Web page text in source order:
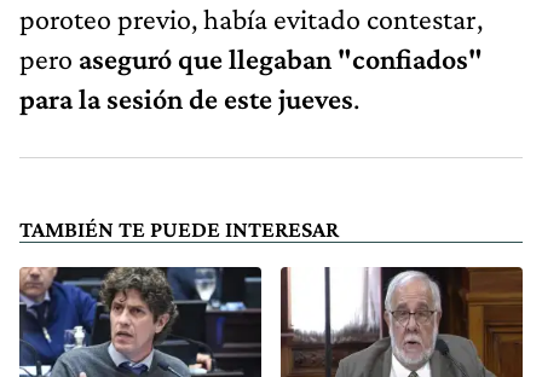
poroteo previo, había evitado contestar,
pero aseguró que llegaban "confiados"
para la sesión de este jueves.
TAMBIÉN TE PUEDE INTERESAR